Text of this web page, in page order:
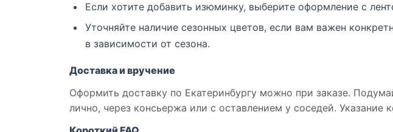
Если хотите добавить изюминку, выберите оформление с
Уточняйте наличие сезонных цветов, если вам важен
в зависимости от сезона.
Доставка и вручение
Оформить доставку по Екатеринбургу можно при заказе.
лично, через консьержа или с оставлением у соседей.